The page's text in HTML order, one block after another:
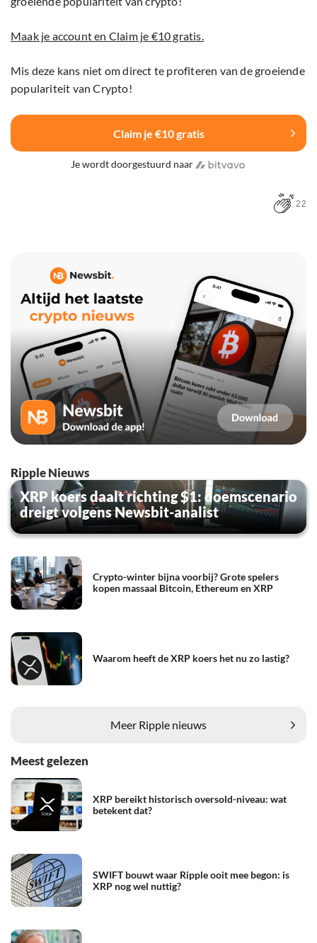
Maak je account en Claim je €10 gratis.
Mis deze kans niet om direct te profiteren van de groeiende
populariteit van Crypto!
Claim je €10 gratis
Je wordt doorgestuurd naar
22
Ripple Nieuws
XRP koers daalt richting $1: doemscenario
dreigt volgens Newsbit-analist
Crypto-winter bijna voorbij? Grote spelers
kopen massaal Bitcoin, Ethereum en XRP
Waarom heeft de XRP koers het nu zo lastig?
Meer Ripple nieuws
Meest gelezen
XRP bereikt historisch oversold-niveau: wat
betekent dat?
SWIFT bouwt waar Ripple ooit mee begon: is
XRP nog wel nuttig?